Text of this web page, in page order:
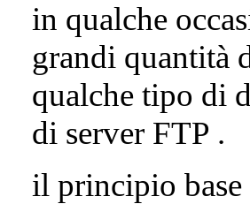
in qualche
grandi quantità
qualche tipo di
di server FTP .
il principio